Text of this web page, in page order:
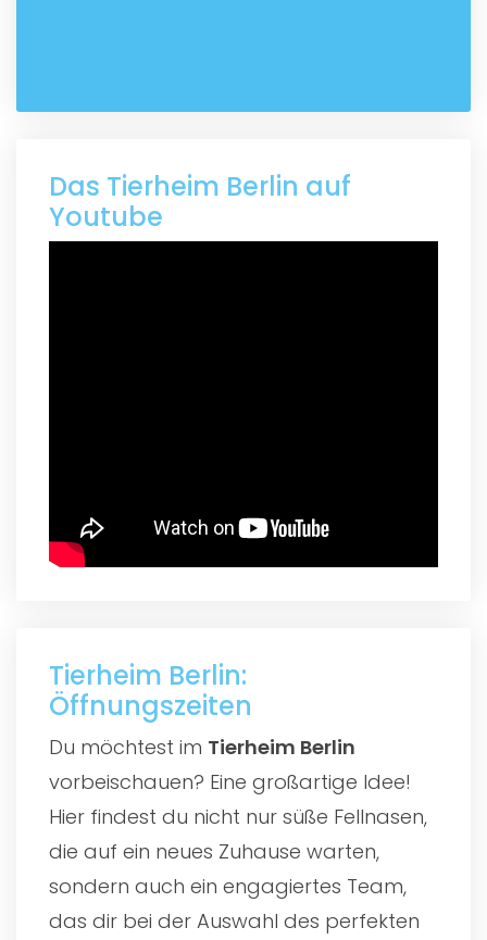
Das Tierheim Berlin auf
Youtube
Tierheim Berlin:
Öffnungszeiten
Du möchtest im Tierheim Berlin
vorbeischauen? Eine großartige Idee!
Hier findest du nicht nur süße Fellnasen,
die auf ein neues Zuhause warten,
sondern auch ein engagiertes Team,
das dir bei der Auswahl des perfekten